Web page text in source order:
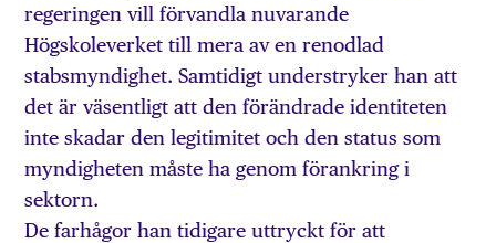
regeringen vill förvandla nuvarande
Högskoleverket till mera av en renodlad
stabsmyndighet. Samtidigt understryker han att
det är väsentligt att den förändrade identiteten
inte skadar den legitimitet och den status som
myndigheten måste ha genom förankring i
sektorn.
De farhågor han tidigare uttryckt för att